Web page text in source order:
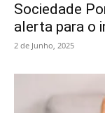
Sociedade
alerta para o
2 de Junho, 2025